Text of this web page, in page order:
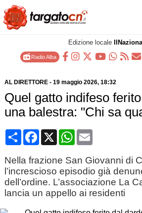
Edizione locale
Radio Alba
AL DIRETTORE- 19 maggio 2026, 18:32
Quel gatto indifeso
una balestra: "Chi sa
CondividiFacebook
X WhatsApp
Email
Nella frazione San Giovanni di
l’increscioso episodio già
dell’ordine. L’associazione La
lancia un appello ai residenti